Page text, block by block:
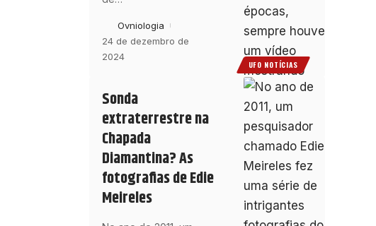
UFO NOTÍCIAS
Ovniologia
24 de dezembro de
2024
Sonda
extraterrestre na
Chapada
Diamantina? As
fotografias de Edie
Meireles